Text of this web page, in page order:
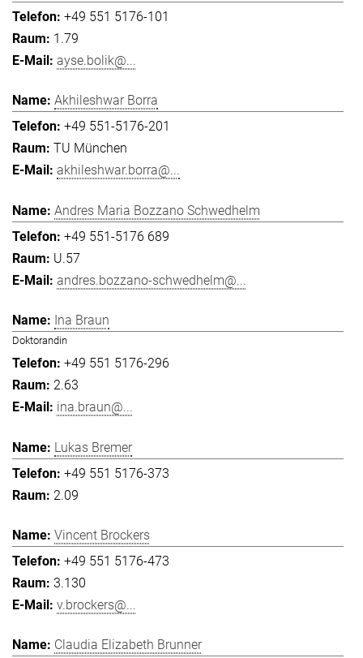
+49 551 5176-101
1.79
ayse.bolik@...
Akhileshwar Borra
+49 551-5176-201
TU München
akhileshwar.borra@...
Andres Maria Bozzano Schwedhelm
+49 551-5176 689
U.57
andres.bozzano-schwedhelm@...
Ina Braun
Doktorandin
+49 551 5176-296
2.63
ina.braun@...
Lukas Bremer
+49 551 5176-373
2.09
Vincent Brockers
+49 551 5176-473
3.130
v.brockers@...
Claudia Elizabeth Brunner